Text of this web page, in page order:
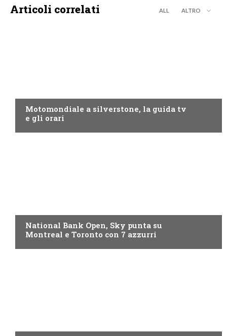
Articoli correlati ALL ALTRO
Motomondiale a silverstone, la guida tv
e gli orari
National Bank Open, Sky punta su
Montreal e Toronto con 7 azzurri